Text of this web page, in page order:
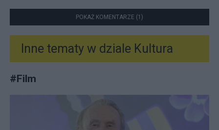
POKAŻ KOMENTARZE (1)
Inne tematy w dziale Kultura
#Film